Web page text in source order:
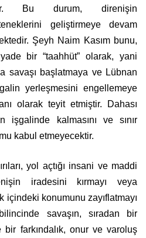
Bu durum, direnişin
geliştirmeye devam
Şeyh Naim Kasım bunu,
bir “taahhüt” olarak, yani
savaşı başlatmaya ve Lübnan
yerleşmesini engellemeye
olarak teyit etmiştir. Dahası
işgalinde kalmasını ve sınır
kabul etmeyecektir.
yol açtığı insani ve maddi
iradesini kırmayı veya
içindeki konumunu zayıflatmayı
bilincinde savaşın, sıradan bir
bir farkındalık, onur ve varoluş